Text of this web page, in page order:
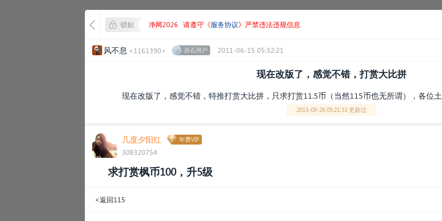
锁贴 净网2026 请遵守《服务协议》严禁违法违规信息
风不息 <1161390> 原石用户 2011-06-15 05:32:21
现在改版了，感觉不错，打赏大比拼
现在改版了，感觉不错，特推打赏大比拼，只求打赏11.5币（当然115币也无所谓），各位
2013-09-26 05:21:33 更新过
几度夕阳红 年费VIP
308320754
求打赏枫币100，升5级
<返回115